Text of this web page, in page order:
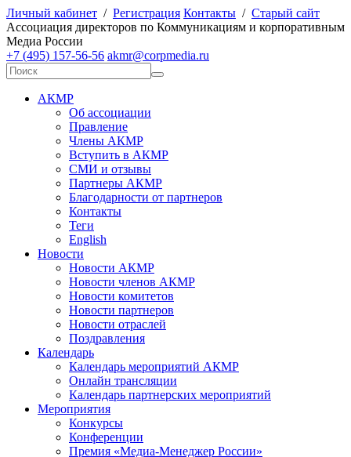
Личный кабинет / Регистрация Контакты / Старый сайт
Ассоциация директоров по Коммуникациям и корпоративным
Медиа России
+7 (495) 157-56-56 akmr@corpmedia.ru
АКМР
Об ассоциации
Правление
Члены АКМР
Вступить в АКМР
СМИ и отзывы
Партнеры АКМР
Благодарности от партнеров
Контакты
Теги
English
Новости
Новости АКМР
Новости членов АКМР
Новости комитетов
Новости партнеров
Новости отраслей
Поздравления
Календарь
Календарь мероприятий АКМР
Онлайн трансляции
Календарь партнерских мероприятий
Мероприятия
Конкурсы
Конференции
Премия «Медиа-Менеджер России»